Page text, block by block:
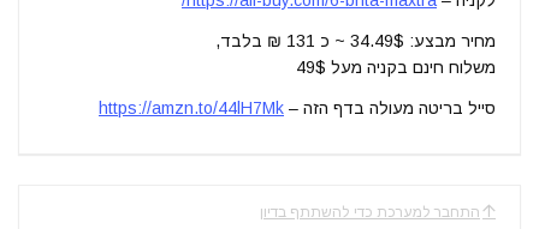
מחיר מבצע: 34.49$ ~ כ 131 ₪ בלבד,
משלוח חינם בקניה מעל 49$
סייל בריטה מעולה בדף הזה – https://amzn.to/44lH7Mk
התחבר למערכת כדי להשתתף בדיון